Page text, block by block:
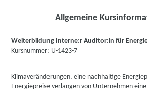
Allgemeine
Weiterbildung Interne:r Auditor:in für
Kursnummer: U-1423-7
Klimaveränderungen, eine nachhaltige
Energiepreise verlangen von Unternehmen